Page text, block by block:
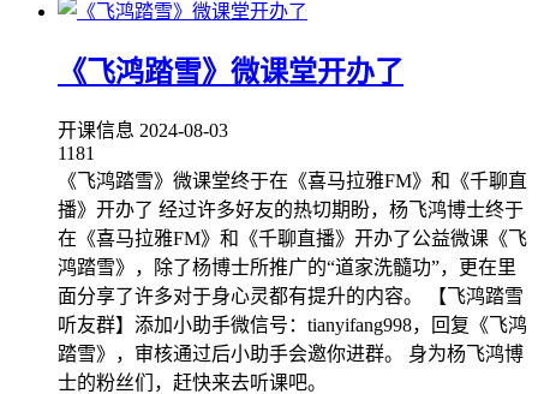
《飞鸿踏雪》微课堂开办了
开课信息 2024-08-03
1181
《飞鸿踏雪》微课堂终于在《喜马拉雅FM》和《千聊直
播》开办了 经过许多好友的热切期盼，杨飞鸿博士终于
在《喜马拉雅FM》和《千聊直播》开办了公益微课《飞
鸿踏雪》，除了杨博士所推广的“道家洗髓功”，更在里
面分享了许多对于身心灵都有提升的内容。 【飞鸿踏雪
听友群】添加小助手微信号：tianyifang998，回复《飞鸿
踏雪》，审核通过后小助手会邀你进群。 身为杨飞鸿博
士的粉丝们，赶快来去听课吧。